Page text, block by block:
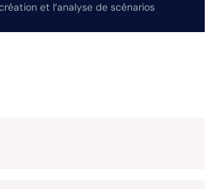
et l’analyse de scénarios